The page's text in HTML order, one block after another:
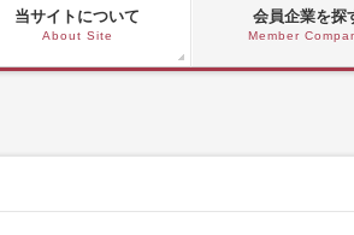
当サイトについて
About Site
会員企業を探
Member